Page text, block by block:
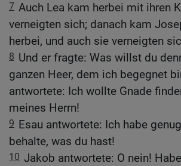
7 Auch Lea kam herbei mit ihren
verneigten sich; danach kam
herbei, und auch sie verneigten
8 Und er fragte: Was willst du
ganzen Heer, dem ich begegnet
antwortete: Ich wollte Gnade
meines Herrn!
9 Esau antwortete: Ich habe
behalte, was du hast!
10 Jakob antwortete: O nein!